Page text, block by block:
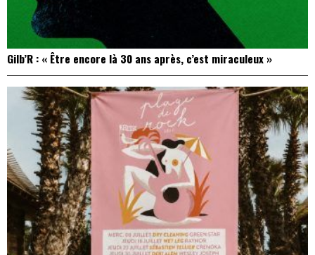
Gilb’R : « Être encore là 30 ans après, c’est miraculeux »